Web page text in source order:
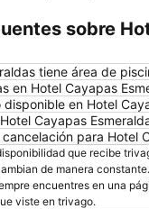
sobre
tiene área de
en Hotel Cayapas
en Hotel
Cayapas
para Hotel
que recibe
de manera
encuentres en una
viste en trivago.